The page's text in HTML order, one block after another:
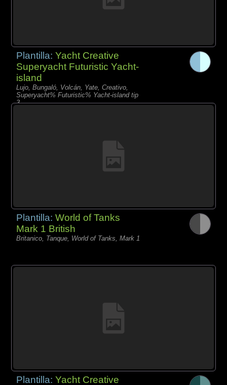
Plantilla:Yacht Creative
Superyacht Futuristic Yacht-
island
Lujo, Bungaló, Volcán, Yate, Creativo,
Superyacht% Futuristic% Yacht-island tip
3
Plantilla:World of Tanks
Mark 1 British
Britanico, Tanque, World of Tanks, Mark 1
Plantilla:Yacht Creative